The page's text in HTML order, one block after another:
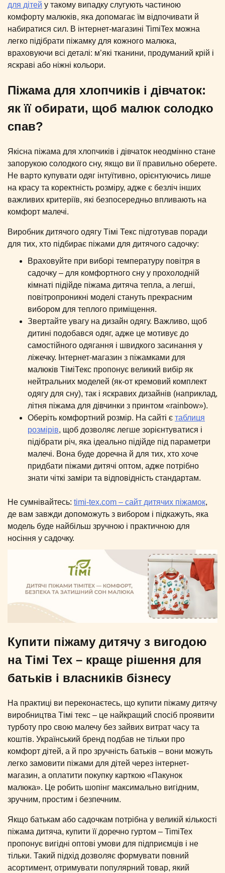
для дітей у такому випадку слугують частиною
комфорту малюків, яка допомагає їм відпочивати й
набиратися сил. В інтернет-магазині TimiTex можна
легко підібрати піжамку для кожного малюка,
враховуючи всі деталі: м’які тканини, продуманий крій і
яскраві або ніжні кольори.
Піжама для хлопчиків і дівчаток:
як її обирати, щоб малюк солодко
спав?
Якісна піжама для хлопчиків і дівчаток неодмінно стане
запорукою солодкого сну, якщо ви її правильно оберете.
Не варто купувати одяг інтуїтивно, орієнтуючись лише
на красу та коректність розміру, адже є безліч інших
важливих критеріїв, які безпосередньо впливають на
комфорт малечі.
Виробник дитячого одягу Тімі Текс підготував поради
для тих, хто підбирає піжами для дитячого садочку:
Враховуйте при виборі температуру повітря в
садочку – для комфортного сну у прохолодній
кімнаті підійде піжама дитяча тепла, а легші,
повітропроникні моделі стануть прекрасним
вибором для теплого приміщення.
Звертайте увагу на дизайн одягу. Важливо, щоб
дитині подобався одяг, адже це мотивує до
самостійного одягання і швидкого засинання у
ліжечку. Інтернет-магазин з піжамками для
малюків ТіміТекс пропонує великий вибір як
нейтральних моделей (як-от кремовий комплект
одягу для сну), так і яскравих дизайнів (наприклад,
літня піжама для дівчинки з принтом «rainbow»).
Оберіть комфортний розмір. На сайті є таблиця
розмірів, щоб дозволяє легше зорієнтуватися і
підібрати річ, яка ідеально підійде під параметри
малечі. Вона буде доречна й для тих, хто хоче
придбати піжами дитячі оптом, адже потрібно
знати чіткі заміри та відповідність стандартам.
Не сумнівайтесь: timi-tex.com – сайт дитячих піжамок,
де вам завжди допоможуть з вибором і підкажуть, яка
модель буде найбільш зручною і практичною для
носіння у садочку.
Купити піжаму дитячу з вигодою
на Тімі Тех – краще рішення для
батьків і власників бізнесу
На практиці ви переконаєтесь, що купити піжаму дитячу
виробництва Тімі текс – це найкращий спосіб проявити
турботу про свою малечу без зайвих витрат часу та
коштів. Український бренд подбав не тільки про
комфорт дітей, а й про зручність батьків – вони можуть
легко замовити піжами для дітей через інтернет-
магазин, а оплатити покупку карткою «Пакунок
малюка». Це робить шопінг максимально вигідним,
зручним, простим і безпечним.
Якщо батькам або садочкам потрібна у великій кількості
піжама дитяча, купити її доречно гуртом – TimiTex
пропонує вигідні оптові умови для підприємців і не
тільки. Такий підхід дозволяє формувати повний
асортимент, отримувати популярний товар, який